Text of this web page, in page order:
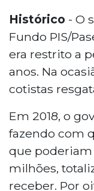
Histórico - O
Fundo PIS/
era restrito a
anos. Na
cotistas
Em 2018, o
fazendo com
que poderiam
milhões,
receber. Por